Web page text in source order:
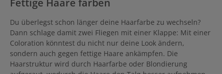
Du überlegst schon länger deine Haarfarbe zu wechseln?
Dann schlage damit zwei Fliegen mit einer Klappe: Mit einer
Coloration könntest du nicht nur deine Look ändern,
sondern auch gegen fettige Haare ankämpfen. Die
Haarstruktur wird durch Haarfarbe oder Blondierung